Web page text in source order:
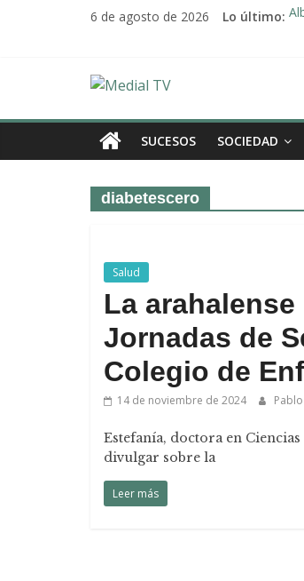
6 de agosto de 2026 Lo último:
Medial
TV
El
diario
televisión
de
Arahal
SUCESOS SOCIEDAD
diabetescero
Salud
La
Jornadas de
Colegio de
14 de noviembre de 2024
Estefanía, doctora en
divulgar sobre la
Leer más